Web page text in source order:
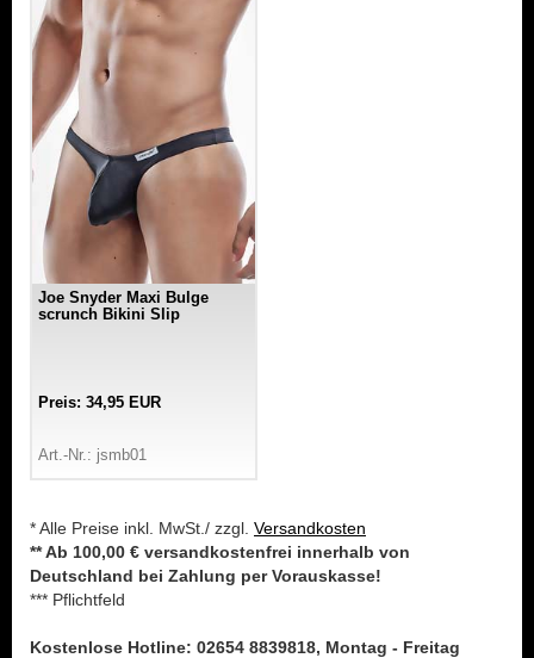
Joe Snyder Maxi Bulge
scrunch Bikini Slip
Preis: 34,95 EUR
Art.-Nr.: jsmb01
* Alle Preise inkl. MwSt./ zzgl. Versandkosten
** Ab 100,00 € versandkostenfrei innerhalb von
Deutschland bei Zahlung per Vorauskasse!
*** Pflichtfeld
Kostenlose Hotline: 02654 8839818, Montag - Freitag